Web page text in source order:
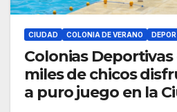
CIUDAD COLONIA DE VERANO
Colonias Deportivas
miles de chicos
a puro juego en la